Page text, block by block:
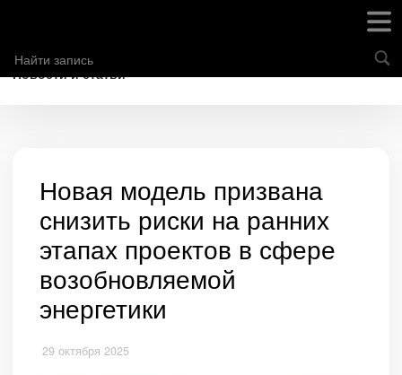
Новости и статьи
Новая модель призвана
снизить риски на ранних
этапах проектов в сфере
возобновляемой
энергетики
29 октября 2025